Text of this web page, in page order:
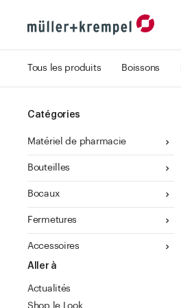
Tous les produits Boissons
Catégories
Matériel de pharmacie
Bouteilles
Bocaux
Fermetures
Accessoires
Aller à
Actualités
Shop le Look